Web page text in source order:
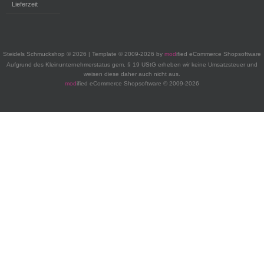
Lieferzeit
Steidels Schmuckshop © 2026 | Template © 2009-2026 by modified eCommerce Shopsoftware
Aufgrund des Kleinunternehmerstatus gem. § 19 UStG erheben wir keine Umsatzsteuer und
weisen diese daher auch nicht aus.
modified eCommerce Shopsoftware © 2009-2026